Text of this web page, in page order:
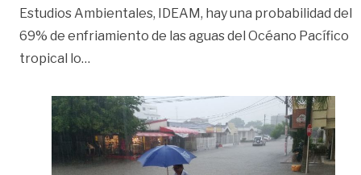
Estudios Ambientales, IDEAM, hay una probabilidad del
69% de enfriamiento de las aguas del Océano Pacífico
tropical lo…